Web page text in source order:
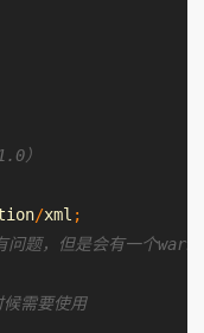
）
/xml ;
题，但是会有一个warn。
需要使用